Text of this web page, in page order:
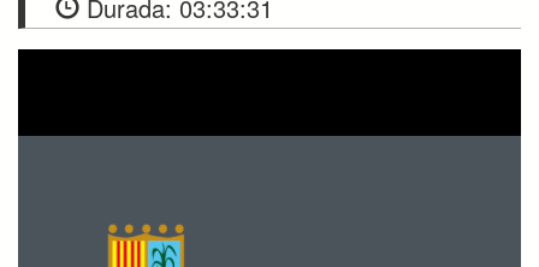
Durada: 03:33:31